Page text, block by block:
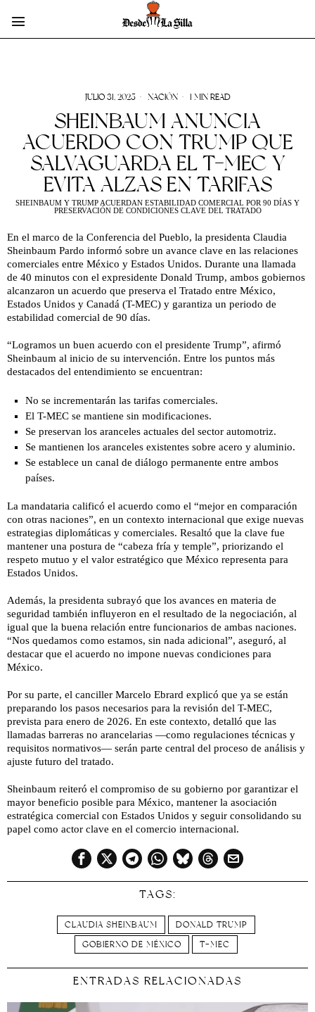
JULIO 31, 2025 NACIÓN 1 MIN READ
SHEINBAUM ANUNCIA
ACUERDO CON TRUMP QUE
SALVAGUARDA EL T-MEC Y
EVITA ALZAS EN TARIFAS
SHEINBAUM Y TRUMP ACUERDAN ESTABILIDAD COMERCIAL POR 90 DÍAS Y
PRESERVACIÓN DE CONDICIONES CLAVE DEL TRATADO
En el marco de la Conferencia del Pueblo, la presidenta Claudia
Sheinbaum Pardo informó sobre un avance clave en las relaciones
comerciales entre México y Estados Unidos. Durante una llamada
de 40 minutos con el expresidente Donald Trump, ambos gobiernos
alcanzaron un acuerdo que preserva el Tratado entre México,
Estados Unidos y Canadá (T-MEC) y garantiza un periodo de
estabilidad comercial de 90 días.
“Logramos un buen acuerdo con el presidente Trump”, afirmó
Sheinbaum al inicio de su intervención. Entre los puntos más
destacados del entendimiento se encuentran:
No se incrementarán las tarifas comerciales.
El T-MEC se mantiene sin modificaciones.
Se preservan los aranceles actuales del sector automotriz.
Se mantienen los aranceles existentes sobre acero y aluminio.
Se establece un canal de diálogo permanente entre ambos
países.
La mandataria calificó el acuerdo como el “mejor en comparación
con otras naciones”, en un contexto internacional que exige nuevas
estrategias diplomáticas y comerciales. Resaltó que la clave fue
mantener una postura de “cabeza fría y temple”, priorizando el
respeto mutuo y el valor estratégico que México representa para
Estados Unidos.
Además, la presidenta subrayó que los avances en materia de
seguridad también influyeron en el resultado de la negociación, al
igual que la buena relación entre funcionarios de ambas naciones.
“Nos quedamos como estamos, sin nada adicional”, aseguró, al
destacar que el acuerdo no impone nuevas condiciones para
México.
Por su parte, el canciller Marcelo Ebrard explicó que ya se están
preparando los pasos necesarios para la revisión del T-MEC,
prevista para enero de 2026. En este contexto, detalló que las
llamadas barreras no arancelarias —como regulaciones técnicas y
requisitos normativos— serán parte central del proceso de análisis y
ajuste futuro del tratado.
Sheinbaum reiteró el compromiso de su gobierno por garantizar el
mayor beneficio posible para México, mantener la asociación
estratégica comercial con Estados Unidos y seguir consolidando su
papel como actor clave en el comercio internacional.
TAGS:
CLAUDIA SHEINBAUM
DONALD TRUMP
GOBIERNO DE MÉXICO
T-MEC
ENTRADAS RELACIONADAS